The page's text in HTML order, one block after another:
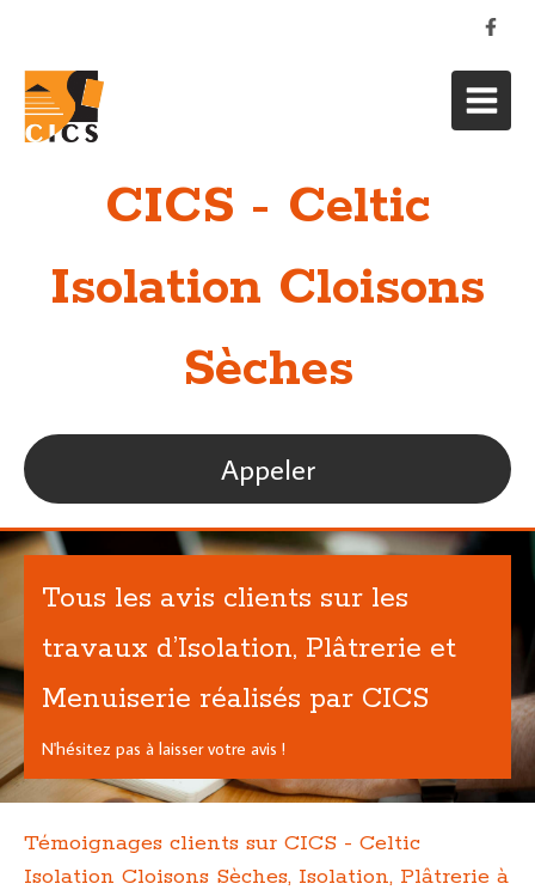
CICS - Celtic
Isolation Cloisons
Sèches
Appeler
Tous les avis clients sur les
travaux d’Isolation, Plâtrerie et
Menuiserie réalisés par CICS
N'hésitez pas à laisser votre avis !
Témoignages clients sur CICS - Celtic
Isolation Cloisons Sèches, Isolation, Plâtrerie à